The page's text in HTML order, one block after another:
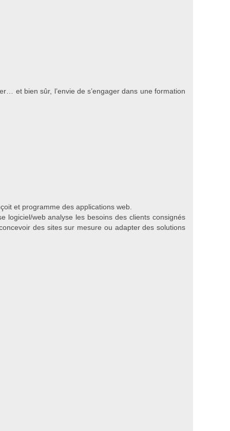
et bien sûr, l’envie de s’engager dans une formation
et programme des applications web.
logiciel/web analyse les besoins des clients consignés
des sites sur mesure ou adapter des solutions